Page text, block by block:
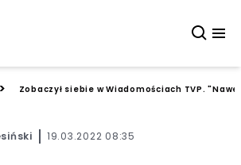
> Zobaczył siebie w Wiadomościach TVP.
19.03.2022 08:35